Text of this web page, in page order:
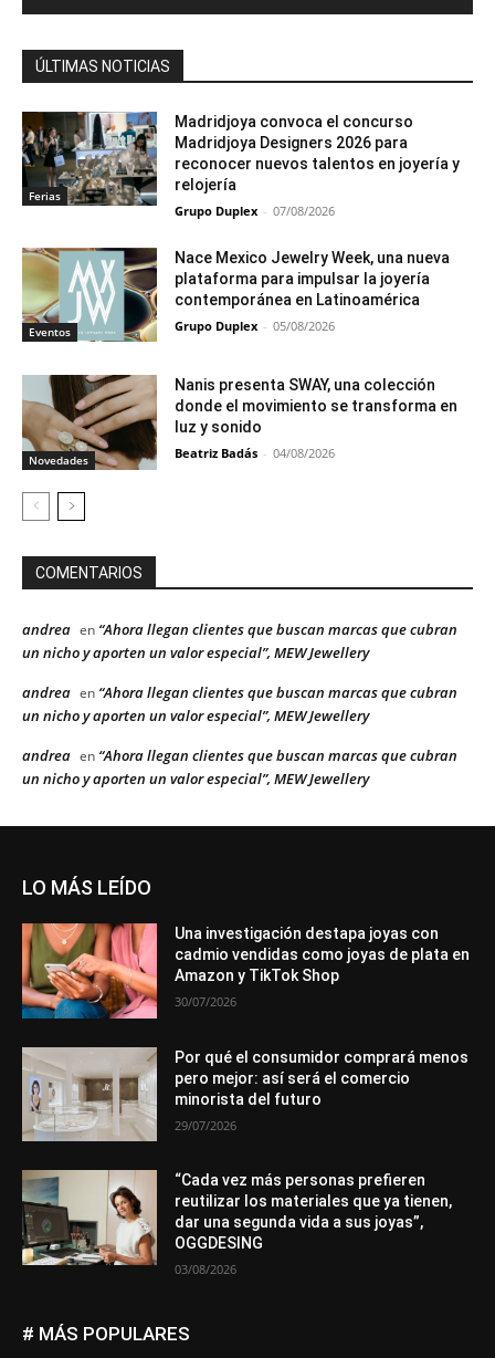
ÚLTIMAS NOTICIAS
Ferias
Madridjoya convoca el concurso
Madridjoya Designers 2026 para
reconocer nuevos talentos en joyería y
relojería
Grupo Duplex - 07/08/2026
Eventos
Nace Mexico Jewelry Week, una nueva
plataforma para impulsar la joyería
contemporánea en Latinoamérica
Grupo Duplex - 05/08/2026
Novedades
Nanis presenta SWAY, una colección
donde el movimiento se transforma en
luz y sonido
Beatriz Badás - 04/08/2026
COMENTARIOS
andrea en “Ahora llegan clientes que buscan marcas que cubran
un nicho y aporten un valor especial”, MEW Jewellery
andrea en “Ahora llegan clientes que buscan marcas que cubran
un nicho y aporten un valor especial”, MEW Jewellery
andrea en “Ahora llegan clientes que buscan marcas que cubran
un nicho y aporten un valor especial”, MEW Jewellery
LO MÁS LEÍDO
Una investigación destapa joyas con
cadmio vendidas como joyas de plata en
Amazon y TikTok Shop
30/07/2026
Por qué el consumidor comprará menos
pero mejor: así será el comercio
minorista del futuro
29/07/2026
“Cada vez más personas prefieren
reutilizar los materiales que ya tienen,
dar una segunda vida a sus joyas”,
OGGDESING
03/08/2026
# MÁS POPULARES